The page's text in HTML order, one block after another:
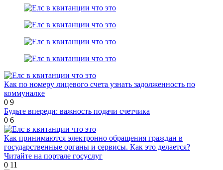
Как по номеру лицевого счета узнать задолженность по
коммуналке
0 9
Будьте впереди: важность подачи счетчика
0 6
Как принимаются электронно обращения граждан в
государственные органы и сервисы. Как это делается?
Читайте на портале госуслуг
0 11